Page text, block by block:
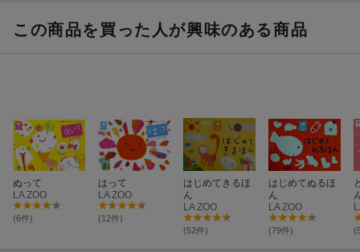
この商品を買った人が興味のある商品
ぬって
LA ZOO
(6件)
はって
LA ZOO
(12件)
はじめてきるほ
ん
LA ZOO
(52件)
はじめてぬるほ
ん
LA ZOO
(79件)